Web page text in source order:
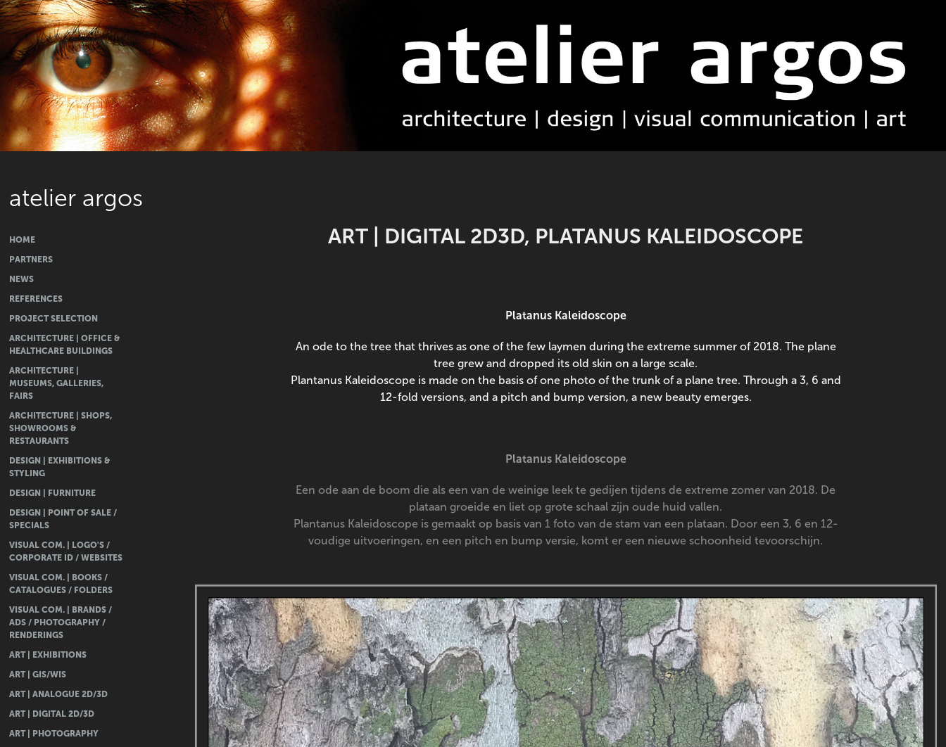
atelier argos
HOME
PARTNERS
NEWS
REFERENCES
PROJECT SELECTION
ARCHITECTURE | OFFICE &
HEALTHCARE BUILDINGS
ARCHITECTURE |
MUSEUMS, GALLERIES,
FAIRS
ARCHITECTURE | SHOPS,
SHOWROOMS &
RESTAURANTS
DESIGN | EXHIBITIONS &
STYLING
DESIGN | FURNITURE
DESIGN | POINT OF SALE /
SPECIALS
VISUAL COM. | LOGO'S /
CORPORATE ID / WEBSITES
VISUAL COM. | BOOKS /
CATALOGUES / FOLDERS
VISUAL COM. | BRANDS /
ADS / PHOTOGRAPHY /
RENDERINGS
ART | EXHIBITIONS
ART | GIS/WIS
ART | ANALOGUE 2D/3D
ART | DIGITAL 2D/3D
ART | PHOTOGRAPHY
ART | DIGITAL 2D3D, PLATANUS KALEIDOSCOPE
Platanus Kaleidoscope
An ode to the tree that thrives as one of the few laymen during the extreme summer of 2018. The plane
tree grew and dropped its old skin on a large scale.
Plantanus Kaleidoscope is made on the basis of one photo of the trunk of a plane tree. Through a 3, 6 and
12-fold versions, and a pitch and bump version, a new beauty emerges.
Platanus Kaleidoscope
Een ode aan de boom die als een van de weinige leek te gedijen tijdens de extreme zomer van 2018. De
plataan groeide en liet op grote schaal zijn oude huid vallen.
Plantanus Kaleidoscope is gemaakt op basis van 1 foto van de stam van een plataan. Door een 3, 6 en 12-
voudige uitvoeringen, en een pitch en bump versie, komt er een nieuwe schoonheid tevoorschijn.